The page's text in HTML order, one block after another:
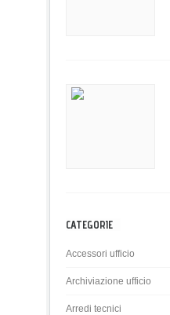
CATEGORIE
Accessori ufficio
Archiviazione ufficio
Arredi tecnici